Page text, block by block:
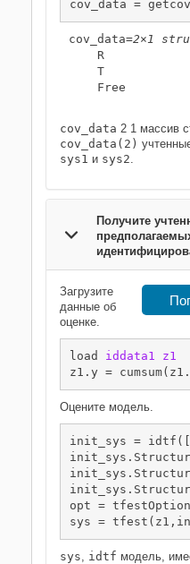
cov_data =
cov_data=2×1
    R
    T
    Free
cov_data 2 1 массив
cov_data(2)
sys1 и sys2.
Получите
Загрузите
данные об
оценке.
load iddata1
z1
z1.y =
Оцените модель.
init_sys =
opt =
sys =
sys, idtf модель,